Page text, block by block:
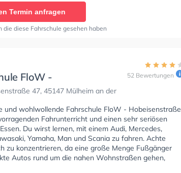
Klasse C1E, Klasse C, Klasse CE, Klasse D1 und
Klasse D und Klasse DE zu erhalten. In der Fahrschule
- Busehofstraße Sie können einen Termin online
Termin anfragen
die diese Fahrschule gesehen haben
FloW -
47, 45147 Mülheim an der
52 Bewertungen
und wohlwollende Fahrschule FloW - Hobeisenstraße
Fahrunterricht und einen sehr seriösen
Du wirst lernen, mit einem Audi, Mercedes,
Yamaha, Man und Scania zu fahren. Achte
zu konzentrieren, da eine große Menge Fußgänger
Autos rund um die nahen Wohnstraßen gehen,
stehen. Die Fahrschule bietet Herausragende